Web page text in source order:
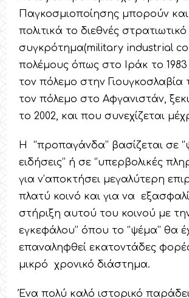
Παγκοσμιοποίησης μπορούν
πολιτικά το διεθνές
συγκρότημα(military industrial
πολέμους όπως στο Ιράκ το 1983
τον πόλεμο στην Γιουγκοσλαβία
τον πόλεμο στο Αφγανιστάν,
το 2002, και που συνεχίζεται
Η ‘’προπαγάνδα’’ βασίζεται σε
ειδήσεις’’ ή σε ‘’υπερβολικές
για ν’αποκτήσει μεγαλύτερη
πλατύ κοινό και για να
στήριξη αυτού του κοινού με την
εγκεφάλου’’ όπου το ‘’ψέμα’’ θα
επαναληφθεί εκατοντάδες
μικρό χρονικό διάστημα.
Ένα πολύ καλό ιστορικό